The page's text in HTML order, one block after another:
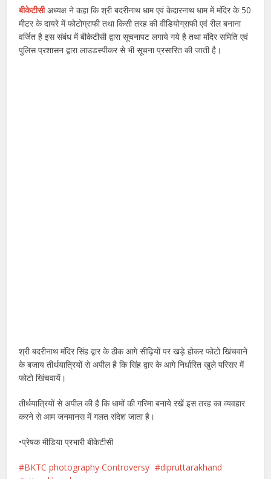
बीकेटीसीअध्यक्ष ने कहा कि श्री बदरीनाथ धाम एवं केदारनाथ धाम में मंदिर के 50
मीटर के दायरे में फोटोग्राफी तथा किसी तरह की वीडियोग्राफी एवं रील बनाना
वर्जित है इस संबंध में बीकेटीसी द्वारा सूचनापट लगाये गये है तथा मंदिर समिति एवं
पुलिस प्रशासन द्वारा लाउडस्पीकर से भी सूचना प्रसारित की जाती है।
श्री बदरीनाथ मंदिर सिंह द्वार के ठीक आगे सीढ़ियों पर खड़े होकर फोटो खिंचवाने
के बजाय तीर्थयात्रियों से अपील है कि सिंह द्वार के आगे निर्धारित खुले परिसर में
फोटो खिंचवायें।
तीर्थयात्रियों से अपील की है कि धामों की गरिमा बनाये रखें इस तरह का व्यवहार
करने से आम जनमानस में गलत संदेश जाता है।
•प्रेषक मीडिया प्रभारी बीकेटीसी
BKTC photography Controversy
dipruttarakhand